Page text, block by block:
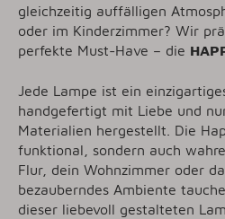
gleichzeitig auffälligen
oder im Kinderzimmer? Wir
perfekte Must-Have – die
Jede Lampe ist ein
handgefertigt mit Liebe und
Materialien hergestellt. Die
funktional, sondern auch
Flur, dein Wohnzimmer oder
bezauberndes Ambiente
dieser liebevoll gestalteten